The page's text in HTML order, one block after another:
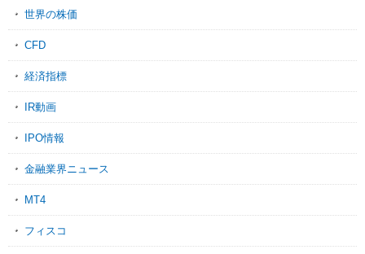
世界の株価
CFD
経済指標
IR動画
IPO情報
金融業界ニュース
MT4
フィスコ